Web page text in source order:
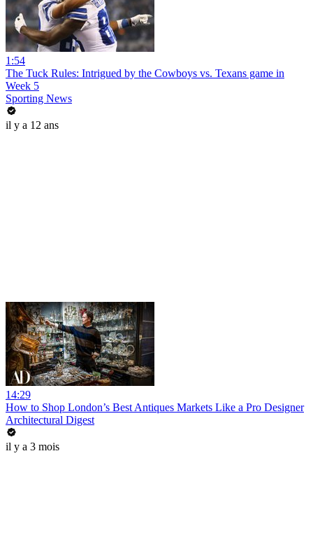
1:54
The Tuck Rules: Intrigued by the Cowboys vs. Texans game in
Week 5
Sporting News
il y a 12 ans
14:29
How to Shop London’s Best Antiques Markets Like a Pro Designer
Architectural Digest
il y a 3 mois